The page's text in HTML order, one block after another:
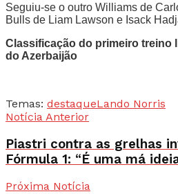
Seguiu-se o outro Williams de
Bulls de Liam Lawson e Isack
Classificação do primeiro treino
do Azerbaijão
Temas: destaqueLando Norris
Notícia Anterior
Piastri contra as grelhas
Fórmula 1: “É uma má
Próxima Notícia